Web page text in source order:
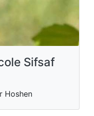
Sifsaf
Hoshen